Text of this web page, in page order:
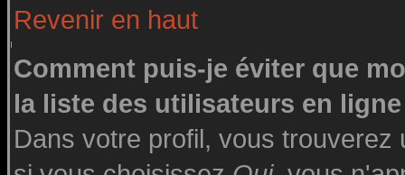
Revenir en haut
Comment puis-je éviter que
la liste des utilisateurs en
Dans votre profil, vous trouverez